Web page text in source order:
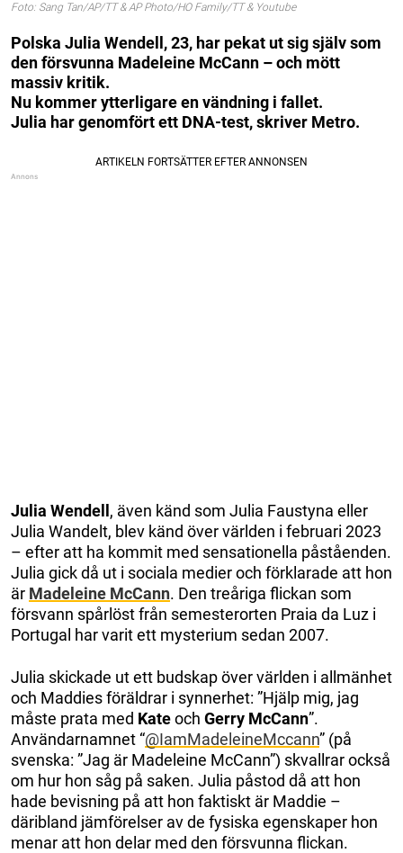
Foto: Sang Tan/AP/TT & AP Photo/HO Family/TT & Youtube
Polska Julia Wendell, 23, har pekat ut sig själv som
den försvunna Madeleine McCann – och mött
massiv kritik.
Nu kommer ytterligare en vändning i fallet.
Julia har genomfört ett DNA-test, skriver Metro.
Julia Wendell , även känd som Julia Faustyna eller
Julia Wandelt, blev känd över världen i februari 2023
– efter att ha kommit med sensationella påståenden.
Julia gick då ut i sociala medier och förklarade att hon
är Madeleine McCann. Den treåriga flickan som
försvann spårlöst från semesterorten Praia da Luz i
Portugal har varit ett mysterium sedan 2007.
Julia skickade ut ett budskap över världen i allmänhet
och Maddies föräldrar i synnerhet: ”Hjälp mig, jag
måste prata med Kateoch Gerry McCann”.
Användarnamnet “@IamMadeleineMccann” (på
svenska: ”Jag är Madeleine McCann”) skvallrar också
om hur hon såg på saken. Julia påstod då att hon
hade bevisning på att hon faktiskt är Maddie –
däribland jämförelser av de fysiska egenskaper hon
menar att hon delar med den försvunna flickan.